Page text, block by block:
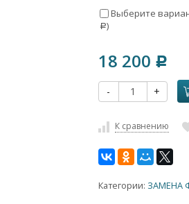
Выберите
Р)
18 200 Р
- +
К сравнению
Категории: ЗАМЕНА